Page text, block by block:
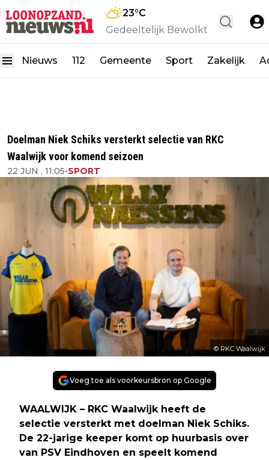
23°C
Gedeeltelijk Bewolkt
Nieuws 112 Gemeente Sport Zakelijk
Doelman Niek Schiks versterkt selectie van RKC
Waalwijk voor komend seizoen
22 JUN , 11:05•SPORT
© RKC Waalwijk
Voeg toe als voorkeursbron op Google
WAALWIJK – RKC Waalwijk heeft de
selectie versterkt met doelman Niek Schiks.
De 22-jarige keeper komt op huurbasis over
van PSV Eindhoven en speelt komend